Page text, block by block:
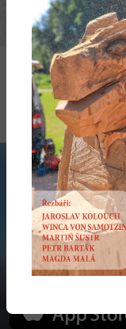
Odbor
Odbor správní
Odbor správy
Odbor
Odbor
NOVÁ
Hlaste náměty a
karta plná slev!